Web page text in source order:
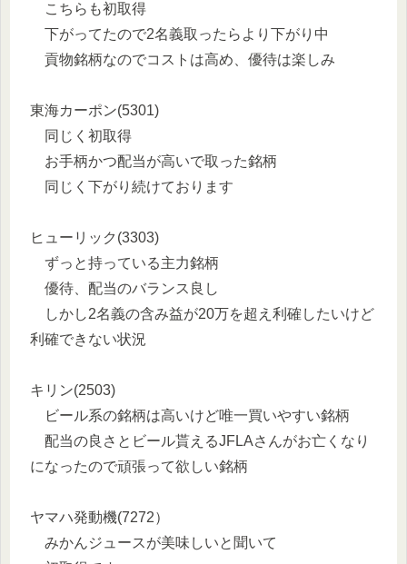
こちらも初取得
下がってたので2名義取ったらより下がり中
貢物銘柄なのでコストは高め、優待は楽しみ
東海カーポン(5301)
同じく初取得
お手柄かつ配当が高いで取った銘柄
同じく下がり続けております
ヒューリック(3303)
ずっと持っている主力銘柄
優待、配当のバランス良し
しかし2名義の含み益が20万を超え利確したいけど
利確できない状況
キリン(2503)
ビール系の銘柄は高いけど唯一買いやすい銘柄
配当の良さとビール貰えるJFLAさんがお亡くなり
になったので頑張って欲しい銘柄
ヤマハ発動機(7272）
みかんジュースが美味しいと聞いて